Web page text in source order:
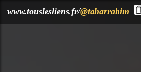
www.touslesliens.fr/@taharrahim